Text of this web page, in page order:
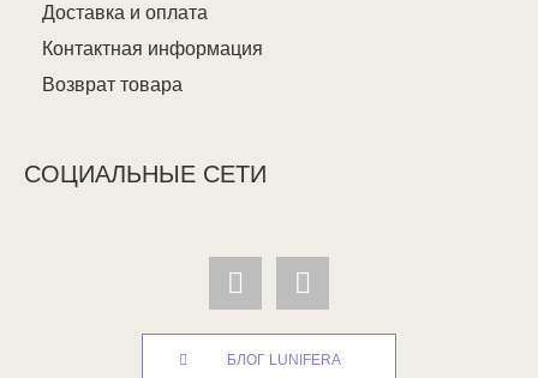
Доставка и оплата
Контактная информация
Возврат товара
СОЦИАЛЬНЫЕ СЕТИ
БЛОГ LUNIFERA